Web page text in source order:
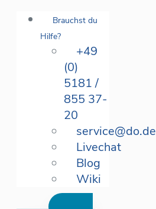
Brauchst du
Hilfe?
+49
(0)
5181 /
855 37-
20
service@do.de
Livechat
Blog
Wiki